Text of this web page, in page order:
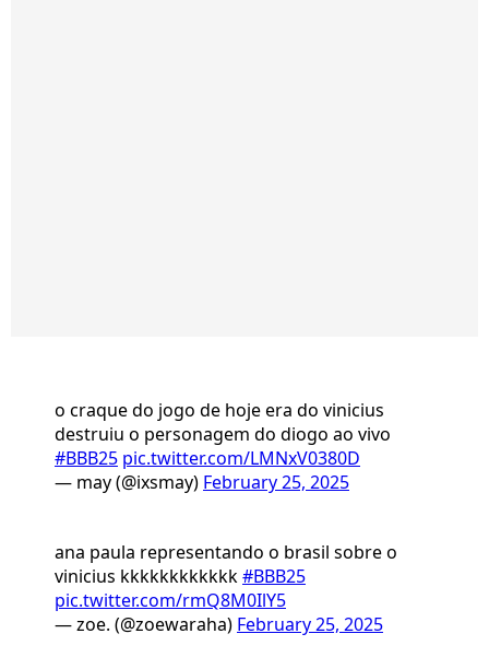
o craque do jogo de hoje era do vinicius
destruiu o personagem do diogo ao vivo
#BBB25 pic.twitter.com/LMNxV0380D
— may (@ixsmay) February 25, 2025
ana paula representando o brasil sobre o
vinicius kkkkkkkkkkkk#BBB25
pic.twitter.com/rmQ8M0IlY5
— zoe. (@zoewaraha) February 25, 2025